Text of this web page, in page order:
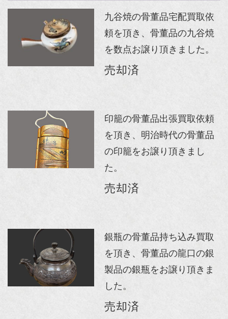
九谷焼の骨董品宅配買取依
頼を頂き、骨董品の九谷焼
を数点お譲り頂きました。
売却済
印籠の骨董品出張買取依頼
を頂き、明治時代の骨董品
の印籠をお譲り頂きまし
た。
売却済
銀瓶の骨董品持ち込み買取
を頂き、骨董品の龍口の銀
製品の銀瓶をお譲り頂きま
した。
売却済